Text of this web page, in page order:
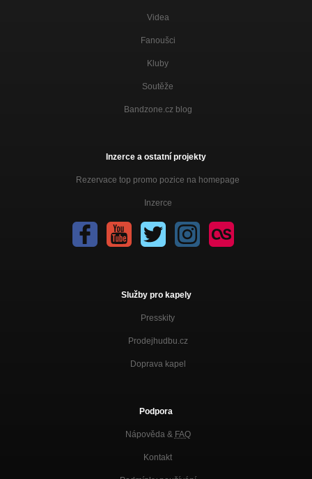
Videa
Fanoušci
Kluby
Soutěže
Bandzone.cz blog
Inzerce a ostatní projekty
Rezervace top promo pozice na homepage
Inzerce
Služby pro kapely
Presskity
Prodejhudbu.cz
Doprava kapel
Podpora
Nápověda & FAQ
Kontakt